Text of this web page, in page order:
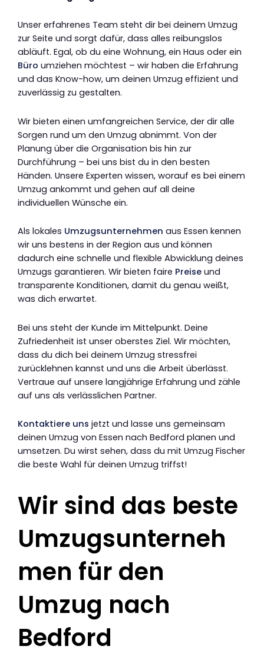
Unser erfahrenes Team steht dir bei deinem Umzug
zur Seite und sorgt dafür, dass alles reibungslos
abläuft. Egal, ob du eine Wohnung, ein Haus oder ein
Büro umziehen möchtest – wir haben die Erfahrung
und das Know-how, um deinen Umzug effizient und
zuverlässig zu gestalten.
Wir bieten einen umfangreichen Service, der dir alle
Sorgen rund um den Umzug abnimmt. Von der
Planung über die Organisation bis hin zur
Durchführung – bei uns bist du in den besten
Händen. Unsere Experten wissen, worauf es bei einem
Umzug ankommt und gehen auf all deine
individuellen Wünsche ein.
Als lokales Umzugsunternehmen aus Essen kennen
wir uns bestens in der Region aus und können
dadurch eine schnelle und flexible Abwicklung deines
Umzugs garantieren. Wir bieten faire Preise und
transparente Konditionen, damit du genau weißt,
was dich erwartet.
Bei uns steht der Kunde im Mittelpunkt. Deine
Zufriedenheit ist unser oberstes Ziel. Wir möchten,
dass du dich bei deinem Umzug stressfrei
zurücklehnen kannst und uns die Arbeit überlässt.
Vertraue auf unsere langjährige Erfahrung und zähle
auf uns als verlässlichen Partner.
Kontaktiere uns jetzt und lasse uns gemeinsam
deinen Umzug von Essen nach Bedford planen und
umsetzen. Du wirst sehen, dass du mit Umzug Fischer
die beste Wahl für deinen Umzug triffst!
Wir sind das beste
Umzugsunterneh
men für den
Umzug nach
Bedford